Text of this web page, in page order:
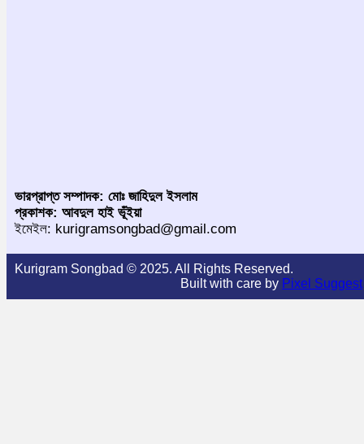
ভারপ্রাপ্ত সম্পাদক: মোঃ জাহিদুল ইসলাম
প্রকাশক: আবদুল হাই ভূঁইয়া
ইমেইল: kurigramsongbad@gmail.com
Kurigram Songbad © 2025. All Rights Reserved.
Built with care by Pixel Suggest